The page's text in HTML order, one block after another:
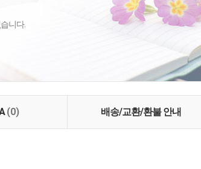
니다.
(0) 배송/교환/환불 안내